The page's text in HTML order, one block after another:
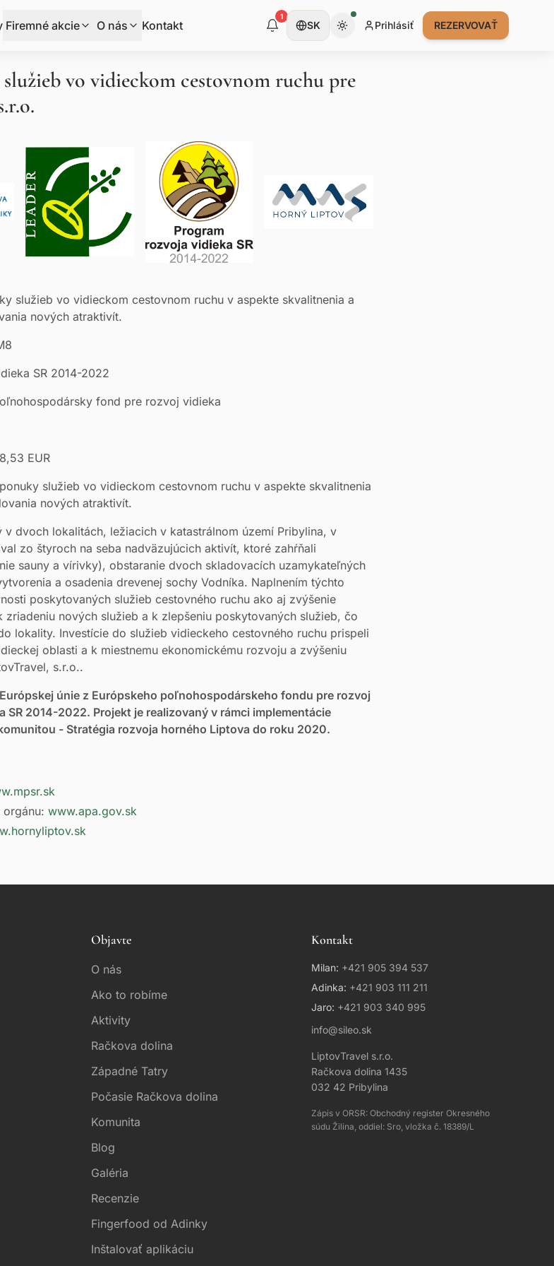
Firemné akcie O nás Kontakt
1
SK Prihlásiť REZERVOVAŤ
vo vidieckom cestovnom ruchu pre
služieb vo vidieckom cestovnom ruchu v aspekte skvalitnenia a
nových atraktivít.
SR 2014-2022
fond pre rozvoj vidieka
EUR
služieb vo vidieckom cestovnom ruchu v aspekte skvalitnenia
nových atraktivít.
v dvoch lokalitách, ležiacich v katastrálnom území Pribylina, v
zo štyroch na seba nadväzujúcich aktivít, ktoré zahŕňali
sauny a vírivky), obstaranie dvoch skladovacích uzamykateľných
a osadenia drevenej sochy Vodníka. Naplnením týchto
poskytovaných služieb cestovného ruchu ako aj zvýšenie
nových služieb a k zlepšeniu poskytovaných služieb, čo
lokality. Investície do služieb vidieckeho cestovného ruchu prispeli
oblasti a k miestnemu ekonomickému rozvoju a zvýšeniu
s.r.o..
únie z Európskeho poľnohospodárskeho fondu pre rozvoj
SR 2014-2022. Projekt je realizovaný v rámci implementácie
- Stratégia rozvoja horného Liptova do roku 2020.
www.apa.gov.sk
Objavte
O nás
Ako to robíme
Aktivity
Račkova dolina
Západné Tatry
Počasie Račkova dolina
Komunita
Blog
Galéria
Recenzie
Fingerfood od Adinky
Inštalovať aplikáciu
Kontakt
Milan: +421 905 394 537
Adinka: +421 903 111 211
Jaro: +421 903 340 995
info@sileo.sk
LiptovTravel s.r.o.
Račkova dolina 1435
032 42 Pribylina
Zápis v ORSR: Obchodný register Okresného
súdu Žilina, oddiel: Sro, vložka č. 18389/L